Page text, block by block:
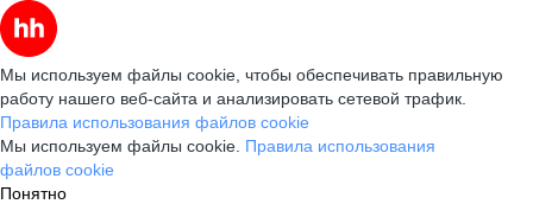
Мы используем файлы cookie, чтобы обеспечивать правильную
работу нашего веб-сайта и анализировать сетевой трафик.
Правила использования файлов cookie
Мы используем файлы cookie. Правила использования
файлов cookie
Понятно